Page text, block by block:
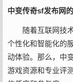
中变传奇sf发布网
随着互联网技
个性化和智能化的
动体验。那么，中
游戏资源和专业评